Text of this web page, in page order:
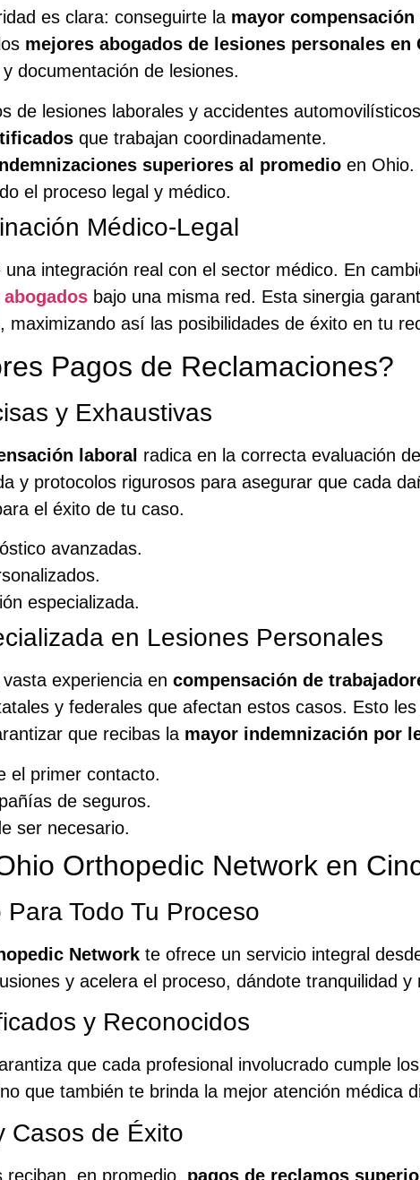
es clara: conseguirte la mayor
mejores abogados de lesiones personales en
documentación de lesiones.
de lesiones laborales y accidentes
que trabajan coordinadamente.
superiores al promedio en Ohio.
el proceso legal y médico.
Médico-Legal
integración real con el sector médico. En
bajo una misma red. Esta sinergia
así las posibilidades de éxito en tu
Pagos de Reclamaciones?
y Exhaustivas
laboral radica en la correcta evaluación
y protocolos rigurosos para asegurar que cada
el éxito de tu caso.
avanzadas.
especializada.
en Lesiones Personales
experiencia en compensación de
y federales que afectan estos casos. Esto
que recibas la mayor indemnización por
el primer contacto.
de seguros.
ser necesario.
Orthopedic Network en
Todo Tu Proceso
Network te ofrece un servicio integral
y acelera el proceso, dándote tranquilidad
y Reconocidos
que cada profesional involucrado cumple
que también te brinda la mejor atención médica
Casos de Éxito
en promedio, pagos de reclamos